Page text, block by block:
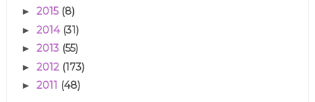
► 2015 (8)
► 2014 (31)
► 2013 (55)
► 2012 (173)
► 2011 (48)